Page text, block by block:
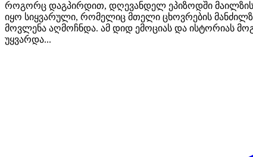
როგორც დაგპირდით, დღევანდელ ეპიზოდში
იყო სიყვარული, რომელიც მთელი ცხოვრების
მოვლენა აღმოჩნდა. ამ დიდ ემოციას და ისტორიას
უყვარდა...